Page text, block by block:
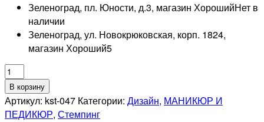
Зеленоград, пл. Юности, д.3, магазин ХорошийНет в
наличии
Зеленоград, ул. Новокрюковская, корп. 1824,
магазин Хороший5
Количество
товара
EL
CORAZON
В корзину
Артикул: kst-047 Категории: Дизайн, МАНИКЮР И
ПЕДИКЮР, Стемпинг